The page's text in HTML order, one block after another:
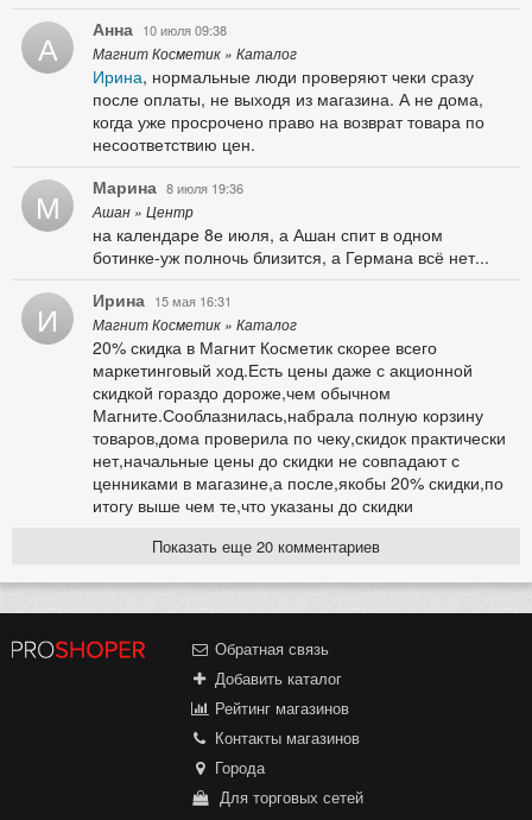
А Анна 10 июля 09:38
Магнит Косметик » Каталог
Ирина, нормальные люди проверяют чеки сразу
после оплаты, не выходя из магазина. А не дома,
когда уже просрочено право на возврат товара по
несоответствию цен.
М Марина 8 июля 19:36
Ашан » Центр
на календаре 8е июля, а Ашан спит в одном
ботинке-уж полночь близится, а Германа всё нет...
И Ирина 15 мая 16:31
Магнит Косметик » Каталог
20% скидка в Магнит Косметик скорее всего
маркетинговый ход.Есть цены даже с акционной
скидкой гораздо дороже,чем обычном
Магните.Сооблазнилась,набрала полную корзину
товаров,дома проверила по чеку,скидок практически
нет,начальные цены до скидки не совпадают с
ценниками в магазине,а после,якобы 20% скидки,по
итогу выше чем те,что указаны до скидки
Показать еще 20 комментариев
Обратная связь
Добавить каталог
Рейтинг магазинов
Контакты магазинов
Города
Для торговых сетей